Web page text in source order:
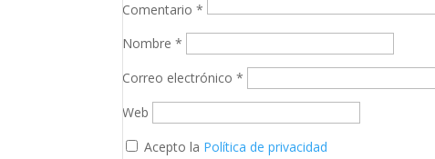
Comentario*
Nombre*
Correo electrónico*
Web
Acepto la Política de privacidad